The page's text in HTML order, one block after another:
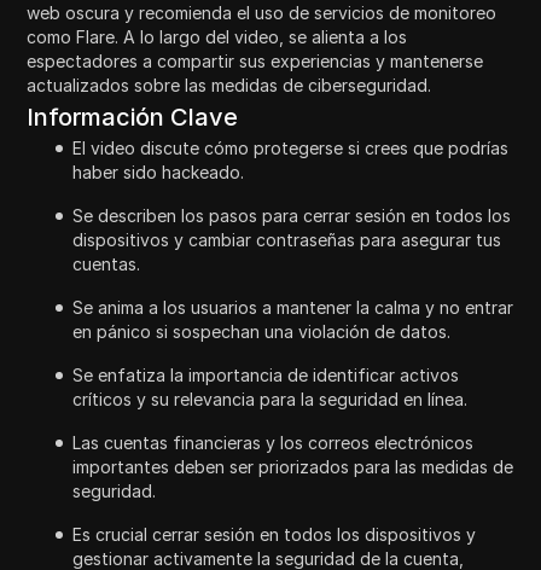
web oscura y recomienda el uso de servicios de monitoreo
como Flare. A lo largo del video, se alienta a los
espectadores a compartir sus experiencias y mantenerse
actualizados sobre las medidas de ciberseguridad.
Información Clave
El video discute cómo protegerse si crees que podrías
haber sido hackeado.
Se describen los pasos para cerrar sesión en todos los
dispositivos y cambiar contraseñas para asegurar tus
cuentas.
Se anima a los usuarios a mantener la calma y no entrar
en pánico si sospechan una violación de datos.
Se enfatiza la importancia de identificar activos
críticos y su relevancia para la seguridad en línea.
Las cuentas financieras y los correos electrónicos
importantes deben ser priorizados para las medidas de
seguridad.
Es crucial cerrar sesión en todos los dispositivos y
gestionar activamente la seguridad de la cuenta,